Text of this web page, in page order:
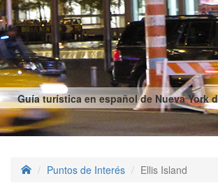
Guía turística en español de Nueva York
Puntos de Interés Ellis Island